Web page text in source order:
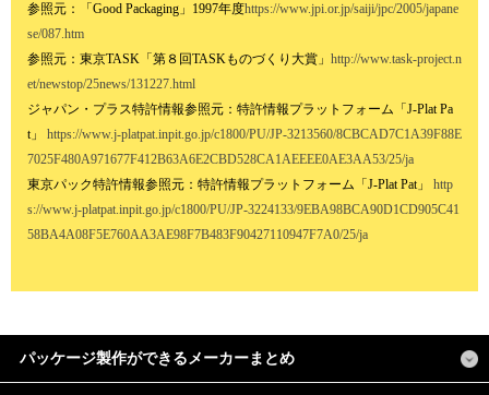
参照元：「Good Packaging」1997年度https://www.jpi.or.jp/saiji/jpc/2005/japane
se/087.htm
参照元：東京TASK「第８回TASKものづくり大賞」 http://www.task-project.n
et/newstop/25news/131227.html
ジャパン・プラス特許情報参照元：特許情報プラットフォーム「J-Plat Pa
t」
https://www.j-platpat.inpit.go.jp/c1800/PU/JP-3213560/8CBCAD7C1A39F88E
7025F480A971677F412B63A6E2CBD528CA1AEEEE0AE3AA53/25/ja
東京パック特許情報参照元：特許情報プラットフォーム「J-Plat Pat」
http
s://www.j-platpat.inpit.go.jp/c1800/PU/JP-3224133/9EBA98BCA90D1CD905C41
58BA4A08F5E760AA3AE98F7B483F90427110947F7A0/25/ja
パッケージ製作ができるメーカーまとめ